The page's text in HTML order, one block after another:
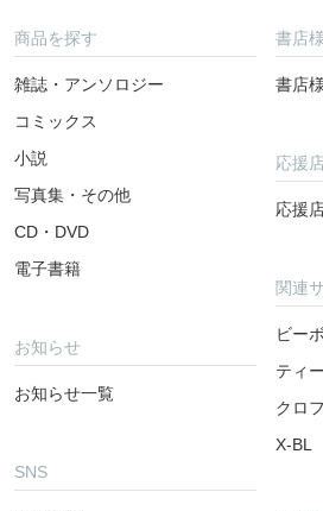
商品を探す
雑誌・アンソロジー
コミックス
小説
写真集・その他
CD・DVD
電子書籍
お知らせ
お知らせ一覧
SNS
書店様
書店
応援店
応援
関連
ビー
ティ
クロ
X-BL